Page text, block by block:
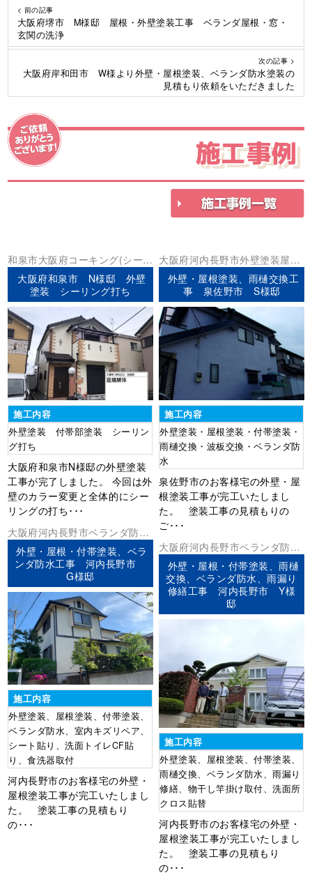
< 前の記事
大阪府堺市 M様邸 屋根・外壁塗装工事 ベランダ屋根・窓・
玄関の洗浄
次の記事 >
大阪府岸和田市 W様より外壁・屋根塗装、ベランダ防水塗装の
見積もり依頼をいただきました
施工事例
和泉市大阪府コーキング(シーリ
ング)外壁塗装防水工事
大阪府和泉市 N様邸 外壁
塗装 シーリング打ち
施工内容
外壁塗装 付帯部塗装 シーリン
グ打ち
大阪府和泉市N様邸の外壁塗装
工事が完了しました。 今回は外
壁のカラー変更と全体的にシー
リングの打ち･･･
大阪府河内長野市外壁塗装屋根
塗装
外壁・屋根塗装、雨樋交換工
事 泉佐野市 S様邸
施工内容
外壁塗装・屋根塗装・付帯塗装・
雨樋交換・波板交換・ベランダ防
水
泉佐野市のお客様宅の外壁・屋
根塗装工事が完工いたしまし
た。 塗装工事の見積もりの
ご･･･
大阪府河内長野市ベランダ防水
外壁塗装屋根塗装防水工事
外壁・屋根・付帯塗装、ベラ
ンダ防水工事 河内長野市
G様邸
施工内容
外壁塗装、屋根塗装、付帯塗装、
ベランダ防水、室内キズリペア、
シート貼り、洗面トイレCF貼
り、食洗器取付
河内長野市のお客様宅の外壁・
屋根塗装工事が完工いたしまし
た。 塗装工事の見積もり
の･･･
大阪府河内長野市ベランダ防水
外壁塗装屋根塗装防水工事
外壁・屋根・付帯塗装、雨樋
交換、ベランダ防水、雨漏り
修繕工事 河内長野市 Y様
邸
施工内容
外壁塗装、屋根塗装、付帯塗装、
雨樋交換、ベランダ防水、雨漏り
修繕、物干し竿掛け取付、洗面所
クロス貼替
河内長野市のお客様宅の外壁・
屋根塗装工事が完工いたしまし
た。 塗装工事の見積もり
の･･･